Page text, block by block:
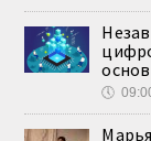
🕔